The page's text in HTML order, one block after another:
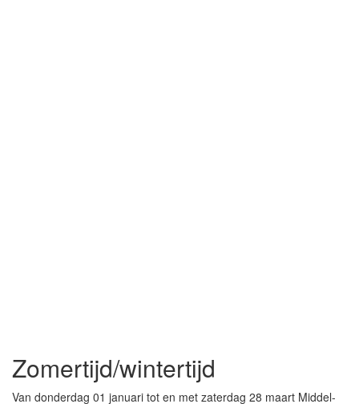
Zomertijd/wintertijd
Van donderdag 01 januari tot en met zaterdag 28 maart Middel-